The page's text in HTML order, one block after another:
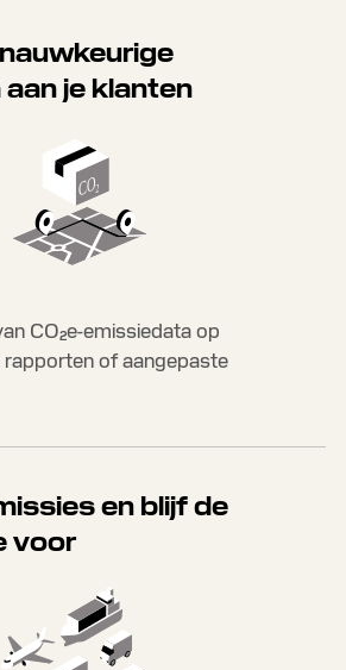
je klanten
CO₂e-emissiedata op
rapporten of aangepaste
en blijf de
voor